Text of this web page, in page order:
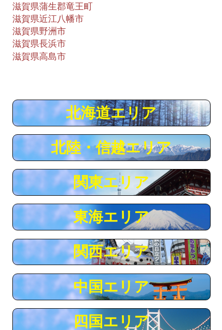
滋賀県蒲生郡竜王町
滋賀県近江八幡市
滋賀県野洲市
滋賀県長浜市
滋賀県高島市
北海道エリア
北陸・信越エリア
関東エリア
東海エリア
関西エリア
中国エリア
四国エリア